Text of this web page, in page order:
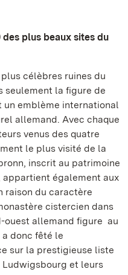
plus beaux sites du
célèbres ruines du
seulement la figure de
un emblème international
allemand. Avec chaque
venus des quatre
le plus visité de la
inscrit au patrimoine
appartient également aux
raison du caractère
cistercien dans
ouest allemand figure au
a donc fêté le
sur la prestigieuse liste
Ludwigsbourg et leurs